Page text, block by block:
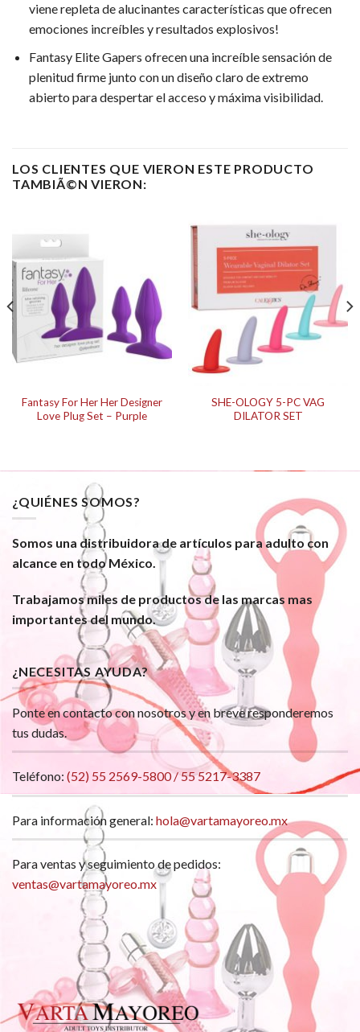
viene repleta de alucinantes características que ofrecen
emociones increíbles y resultados explosivos!
Fantasy Elite Gapers ofrecen una increíble sensación de
plenitud firme junto con un diseño claro de extremo
abierto para despertar el acceso y máxima visibilidad.
LOS CLIENTES QUE VIERON ESTE PRODUCTO
TAMBIÃ©N VIERON:
Fantasy For Her Her Designer
Love Plug Set – Purple
SHE-OLOGY 5-PC VAG
DILATOR SET
¿QUIÉNES SOMOS?
Somos una distribuidora de artículos para adulto con
alcance en todo México.
Trabajamos miles de productos de las marcas mas
importantes del mundo.
¿NECESITAS AYUDA?
Ponte en contacto con nosotros y en breve responderemos
tus dudas.
Teléfono: (52) 55 2569-5800 / 55 5217-3387
Para información general: hola@vartamayoreo.mx
Para ventas y seguimiento de pedidos:
ventas@vartamayoreo.mx